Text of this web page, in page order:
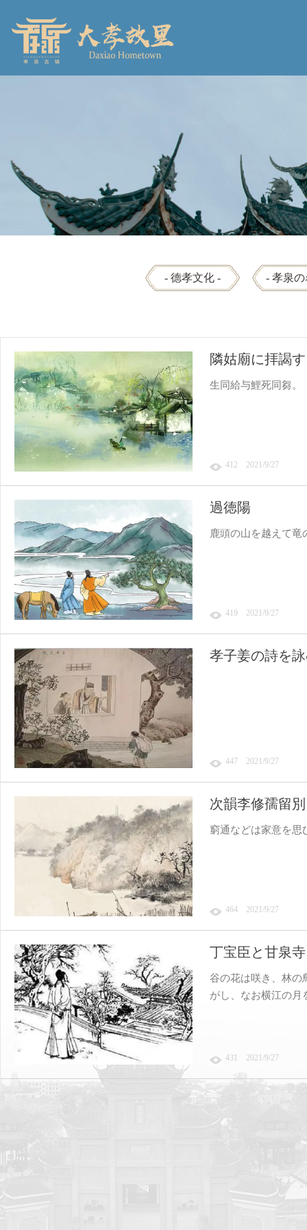
- 德孝文化 - - 孝泉
隣姑廟に拝謁
生同給与鯉死同芻。
412 2021/9/27
過徳陽
鹿頭の山を越えて竜
419 2021/9/27
孝子姜の詩を
447 2021/9/27
次韻李修孺留別
窮通などは家意を思
464 2021/9/27
丁宝臣と甘泉
谷の花は咲き、林の
がし、なお横江の月
431 2021/9/27